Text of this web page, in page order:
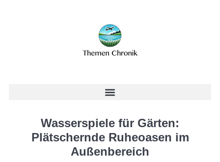
Wasserspiele für Gärten:
Plätschernde Ruheoasen im
Außenbereich